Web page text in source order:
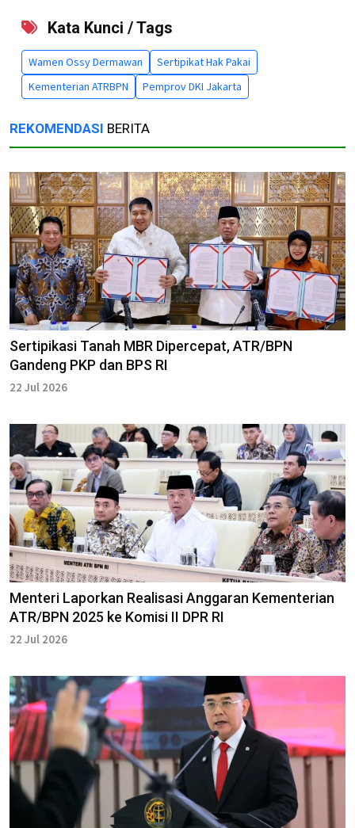
Kata Kunci / Tags
Wamen Ossy Dermawan
Sertipikat Hak Pakai
Kementerian ATRBPN
Pemprov DKI Jakarta
REKOMENDASI BERITA
Sertipikasi Tanah MBR Dipercepat, ATR/BPN
Gandeng PKP dan BPS RI
22 Jul 2026
Menteri Laporkan Realisasi Anggaran Kementerian
ATR/BPN 2025 ke Komisi II DPR RI
22 Jul 2026